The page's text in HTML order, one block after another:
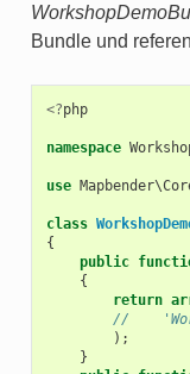
Bundle und
<?php
namespace
use
class
{
public
{
return
//
);
}